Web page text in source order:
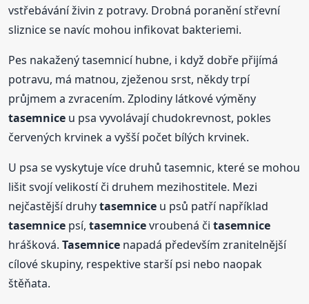
vstřebávání živin z potravy. Drobná poranění střevní
sliznice se navíc mohou infikovat bakteriemi.
Pes nakažený tasemnicí hubne, i když dobře přijímá
potravu, má matnou, zježenou srst, někdy trpí
průjmem a zvracením. Zplodiny látkové výměny
tasemnice u psa vyvolávají chudokrevnost, pokles
červených krvinek a vyšší počet bílých krvinek.
U psa se vyskytuje více druhů tasemnic, které se mohou
lišit svojí velikostí či druhem mezihostitele. Mezi
nejčastější druhytasemnice u psů patří například
tasemnice psí,tasemnicevroubená čitasemnice
hrášková.Tasemnice napadá především zranitelnější
cílové skupiny, respektive starší psi nebo naopak
štěňata.